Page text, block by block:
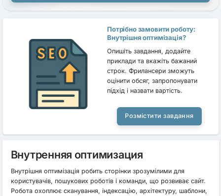
Потрібно замовити роботу:
Внутрішня оптимізація?
Опишіть завдання, додайте
приклади та вкажіть бажаний
строк. Фрилансери зможуть
оцінити обсяг, запропонувати
підхід і назвати вартість.
Розмістити завдання
Внутренняя оптимизация
Внутрішня оптимізація робить сторінки зрозумілими для
користувачів, пошукових роботів і команди, що розвиває сайт.
Робота охоплює сканування, індексацію, архітектуру, шаблони,